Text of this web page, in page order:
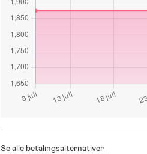
Se alle betalingsalternativer